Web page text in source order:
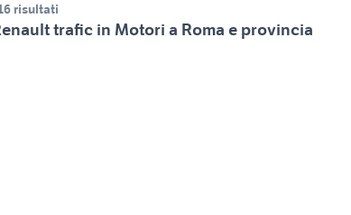
risultati
trafic in Motori a Roma e provincia